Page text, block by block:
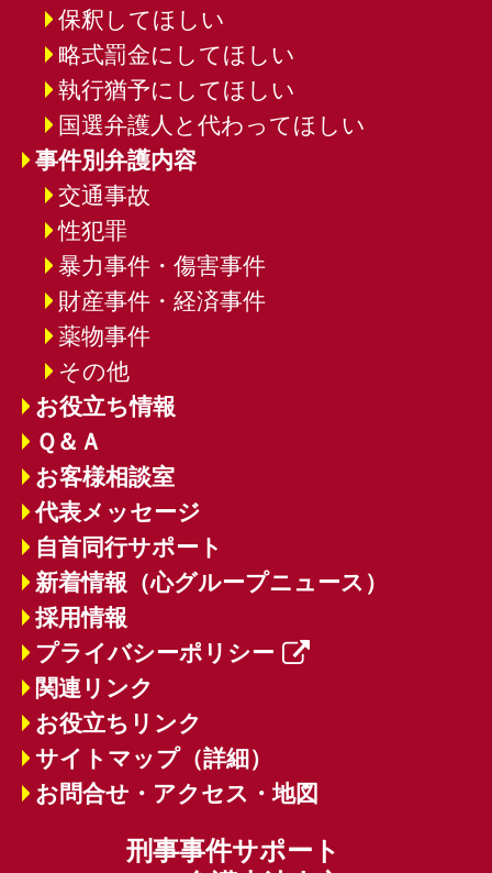
保釈してほしい
略式罰金にしてほしい
執行猶予にしてほしい
国選弁護人と代わってほしい
事件別弁護内容
交通事故
性犯罪
暴力事件・傷害事件
財産事件・経済事件
薬物事件
その他
お役立ち情報
Ｑ＆Ａ
お客様相談室
代表メッセージ
自首同行サポート
新着情報（心グループニュース）
採用情報
プライバシーポリシー
関連リンク
お役立ちリンク
サイトマップ（詳細）
お問合せ・アクセス・地図
刑事事件サポート